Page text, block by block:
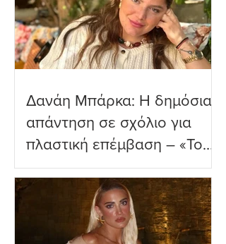
Δανάη Μπάρκα: Η δημόσια
απάντηση σε σχόλιο για
πλαστική επέμβαση – «Το
ωραιότερο σχόλιο που